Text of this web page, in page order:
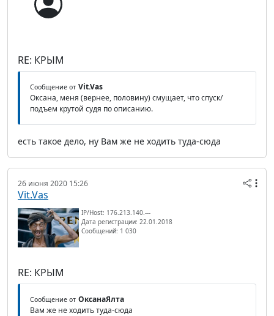
RE: КРЫМ
Сообщение от Vit.Vas
Оксана, меня (вернее, половину) смущает, что спуск/
подъем крутой судя по описанию.
есть такое дело, ну Вам же не ходить туда-сюда
26 июня 2020 15:26
Vit.Vas
IP/Host: 176.213.140.---
Дата регистрации: 22.01.2018
Сообщений: 1 030
RE: КРЫМ
Сообщение от ОксанаЯлта
Вам же не ходить туда-сюда